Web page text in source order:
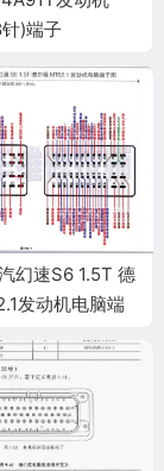
)端子
幻速S6 1.5T 德
发动机电脑端